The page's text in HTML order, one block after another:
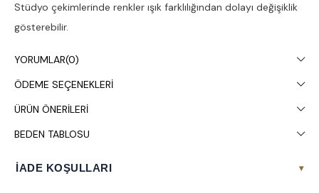
Stüdyo çekimlerinde renkler ışık farklılığından dolayı değişiklik
gösterebilir.
Çamaşır makinesinde 30° yıkanması tavsiye edilir.
YORUMLAR(0)
ÖDEME SEÇENEKLERI
ÜRÜN ÖNERILERI
BEDEN TABLOSU
İADE KOŞULLARI ▾